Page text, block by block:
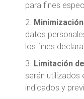
para fines
datos
los fines
Limitación
serán utilizados
indicados y